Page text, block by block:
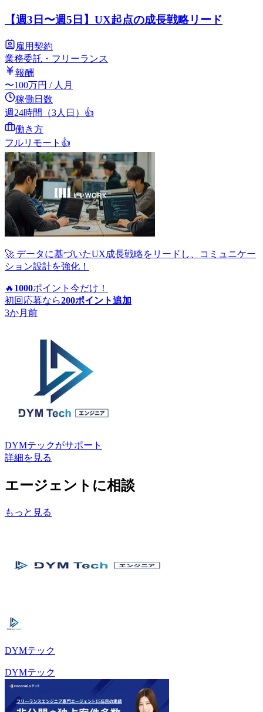
【週3日〜週5日】UX起点の成長戦略リード
雇用契約
業務委託・フリーランス
報酬
〜100万円 / 人月
稼働日数
週24時間（3人日） 👍
働き方
フルリモート 👍
🚀 データに基づいたUX成長戦略をリードし、コミュニケー
ション設計を強化！
🔥 1000ポイント 今だけ！
初回応募なら200ポイント追加
3か月前
DYMテックがサポート
詳細を見る
エージェントに相談
もっと見る
DYMテック
DYMテック